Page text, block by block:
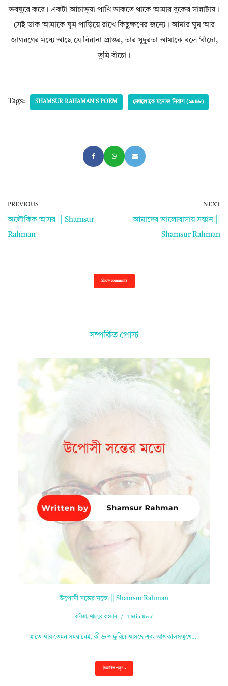
ভবঘুরে করে। একটা আচাভুয়া পাখি ডাকতে থাকে আমার বুকের সান্নাটায়।
সেই ডাক আমাকে ঘুম পাড়িয়ে রাখে কিছুক্ষণের জন্যে। আমার ঘুম আর
জাগরণের মধ্যে আছে যে বিরানা প্রান্তর, তার সুদূরতা আমাকে বলে ‘বাঁচো,
তুমি বাঁচো।
Tags: SHAMSUR RAHAMAN'S POEM মেঘলোকে মনোজ নিবাস (১৯৯৮)
PREVIOUS
অলৌকিক আসর || Shamsur
Rahman
NEXT
আমাদের ভালোবাসায় সন্তান ||
Shamsur Rahman
Show comments
সম্পর্কিত পোস্ট
উপোসী সন্তের মতো || Shamsur Rahman
কবিতা,শামসুর রাহমান 1 Min Read
হাতে আর তেমন সময় নেই, কী দ্রুত ফুরিয়েআসছে এবং আজকালসম্মুখে…
বিস্তারিত পড়ুন »